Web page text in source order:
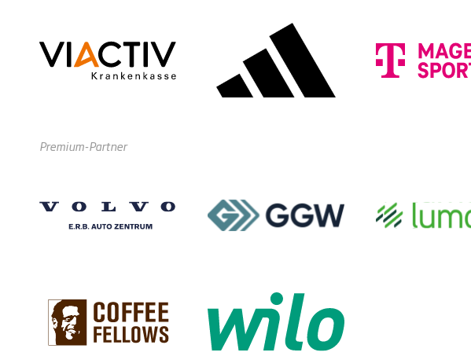
Premium-Partner